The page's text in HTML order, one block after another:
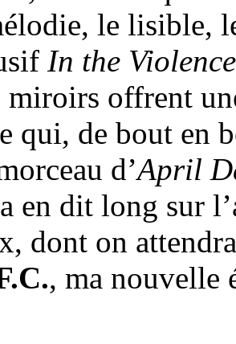
le lisible,
In the Violence
miroirs offrent
qui, de bout en
d’April
en dit long sur
dont on
, ma nouvelle